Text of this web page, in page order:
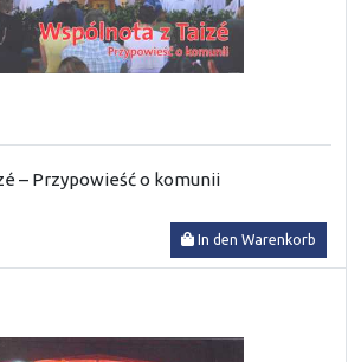
– Przypowieść o komunii
In den Warenkorb